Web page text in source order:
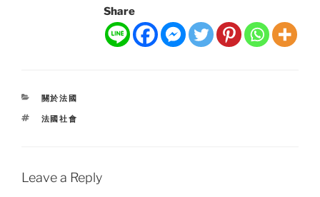
Share
CATEGORIES
關於法國
TAGS
法國社會
Leave a Reply